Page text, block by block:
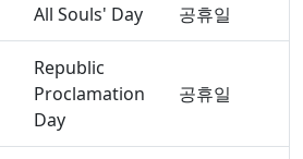
All Souls' Day 공휴일
Republic
Proclamation
Day
공휴일